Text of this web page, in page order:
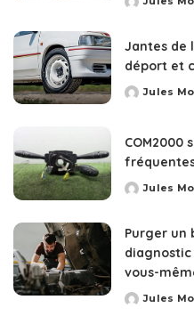
Posted
Jantes de
déport et
Posted
Jules
COM2000
Posted
Jules
Purger un
diagnostic
vous-
Posted
Jules